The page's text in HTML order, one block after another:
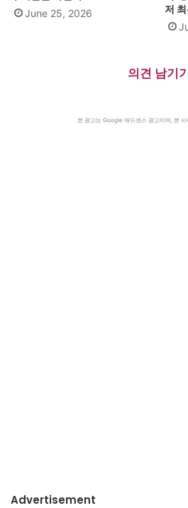
June 25, 2026
저
의견 남기
본 광고는 Google 애드센스 광고이며, 본 사
Advertisement